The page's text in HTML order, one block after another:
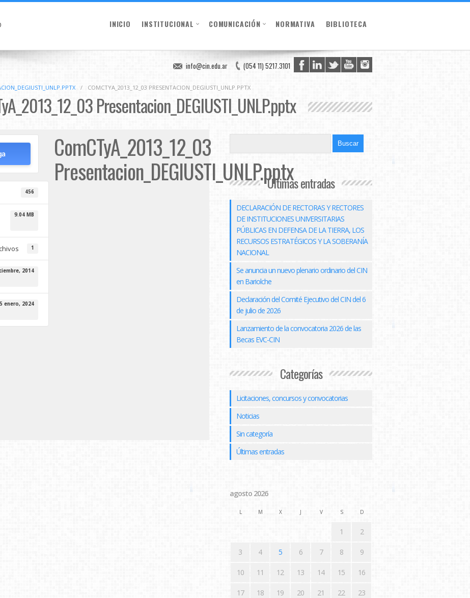
INICIO INSTITUCIONAL COMUNICACIÓN NORMATIVA BIBLIOTECA
(054 11) 5217.3101
info@cin.edu.ar
/ COMCTYA_2013_12_03 PRESENTACION_DEGIUSTI_UNLP.PPTX
Presentacion_DEGIUSTI_UNLP.pptx
456
9.04 MB
1
2014
enero, 2024
ComCTyA_2013_12_03
Presentacion_DEGIUSTI_UNLP.pptxÚltimas entradas
DECLARACIÓN DE RECTORAS Y RECTORES
DE INSTITUCIONES UNIVERSITARIAS
PÚBLICAS EN DEFENSA DE LA TIERRA, LOS
RECURSOS ESTRATÉGICOS Y LA SOBERANÍA
NACIONAL
Se anuncia un nuevo plenario ordinario del CIN
en Bariolche
Declaración del Comité Ejecutivo del CIN del 6
de julio de 2026
Lanzamiento de la convocatoria 2026 de las
Becas EVC-CIN
Categorías
Licitaciones, concursos y convocatorias
Noticias
Sin categoría
Últimas entradas
agosto 2026
L M X J V S D
1 2
3 4 5 6 7 8 9
10 11 12 13 14 15 16
17 18 19 20 21 22 23